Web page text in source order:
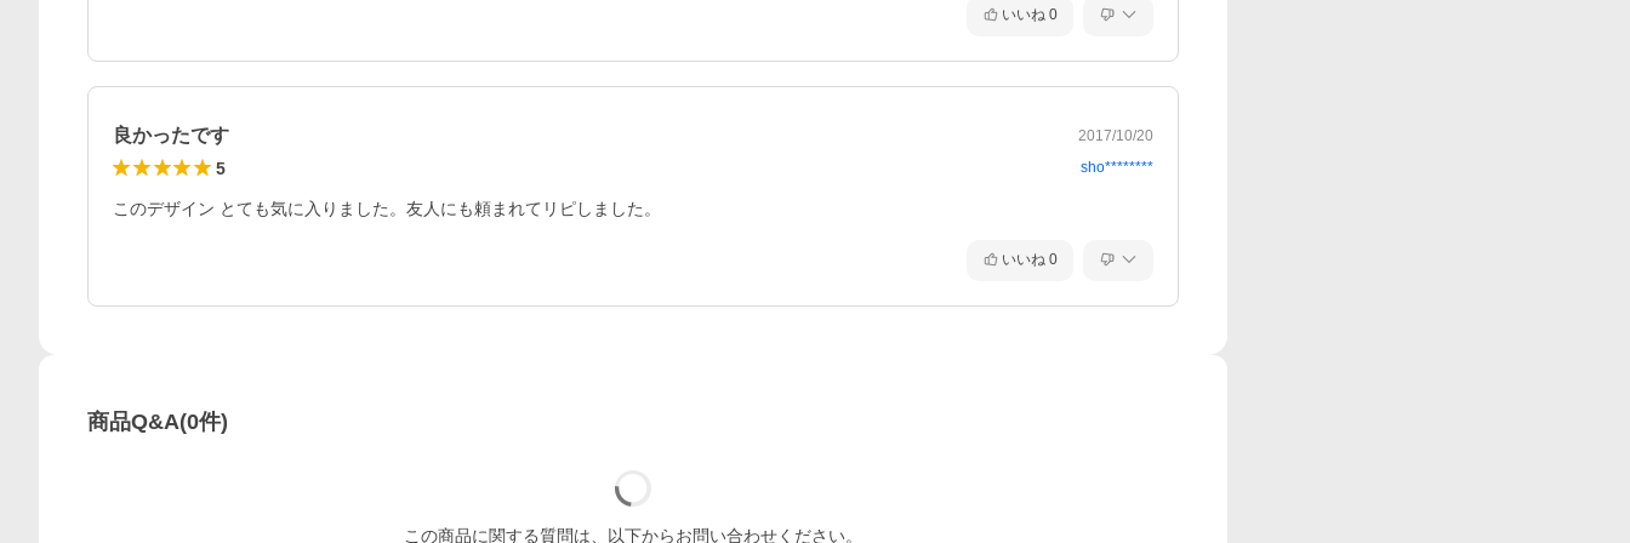
いいね 0
良かったです 2017/10/20
5 sho********
このデザイン とても気に入りました。友人にも頼まれてリピしました。
いいね 0
商品Q&A(0件)
この商品に関する質問は、以下からお問い合わせください。